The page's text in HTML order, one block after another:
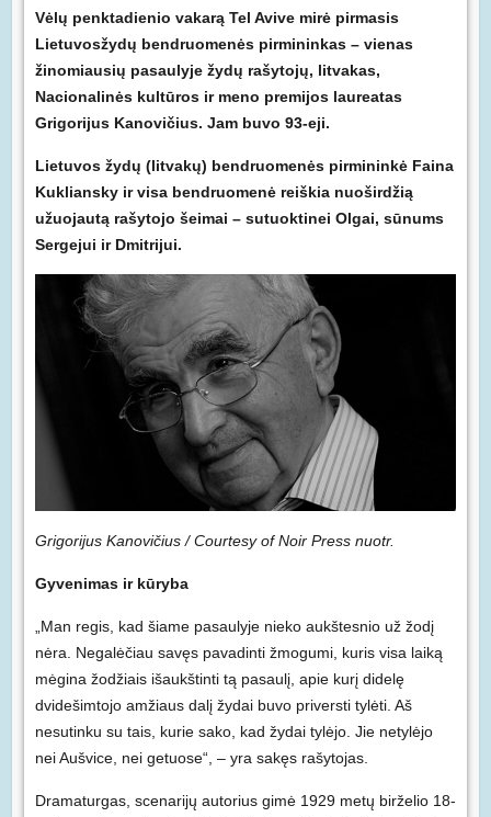
Vėlų penktadienio vakarą Tel Avive mirė pirmasis
Lietuvosžydų bendruomenės pirmininkas – vienas
žinomiausių pasaulyje žydų rašytojų, litvakas,
Nacionalinės kultūros ir meno premijos laureatas
Grigorijus Kanovičius. Jam buvo 93-eji.
Lietuvos žydų (litvakų) bendruomenės pirmininkė Faina
Kukliansky ir visa bendruomenė reiškia nuoširdžią
užuojautą rašytojo šeimai – sutuoktinei Olgai, sūnums
Sergejui ir Dmitrijui.
Grigorijus Kanovičius / Courtesy of Noir Press nuotr.
Gyvenimas ir kūryba
„Man regis, kad šiame pasaulyje nieko aukštesnio už žodį
nėra. Negalėčiau savęs pavadinti žmogumi, kuris visa laiką
mėgina žodžiais išaukštinti tą pasaulį, apie kurį didelę
dvidešimtojo amžiaus dalį žydai buvo priversti tylėti. Aš
nesutinku su tais, kurie sako, kad žydai tylėjo. Jie netylėjo
nei Aušvice, nei getuose“, – yra sakęs rašytojas.
Dramaturgas, scenarijų autorius gimė 1929 metų birželio 18-